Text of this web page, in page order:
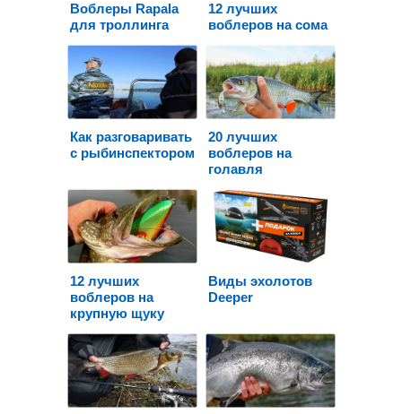
Воблеры Rapala
для троллинга
12 лучших
воблеров на сома
Как разговаривать
с рыбинспектором
20 лучших
воблеров на
голавля
12 лучших
воблеров на
крупную щуку
Виды эхолотов
Deeper